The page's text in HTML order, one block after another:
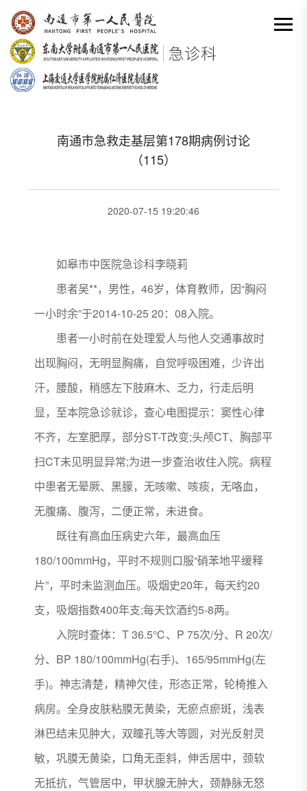
网站首页 - 基层 - 病例讨论 -
南通市急救走基层第178期病例讨论（115）
分类出来
南通市急救走基层第178期病例讨论
（115）
2020-07-15 19:20:46
如皋市中医院急诊科李晓莉
患者吴**，男性，46岁，体育教师，因“胸闷
一小时余”于2014-10-25 20：08入院。
患者一小时前在处理爱人与他人交通事故时
出现胸闷，无明显胸痛，自觉呼吸困难，少许出
汗，腰酸，稍感左下肢麻木、乏力，行走后明
显，至本院急诊就诊，查心电图提示：窦性心律
不齐，左室肥厚，部分ST-T改变;头颅CT、胸部平
扫CT未见明显异常;为进一步查治收住入院。病程
中患者无晕厥、黑朦，无咳嗽、咳痰，无咯血，
无腹痛、腹泻，二便正常，未进食。
既往有高血压病史六年，最高血压
180/100mmHg，平时不规则口服“硝苯地平缓释
片”，平时未监测血压。吸烟史20年，每天约20
支，吸烟指数400年支;每天饮酒约5-8两。
入院时查体：T 36.5℃、P 75次/分、R 20次/
分、BP 180/100mmHg(右手)、165/95mmHg(左
手)。神志清楚，精神欠佳，形态正常，轮椅推入
病房。全身皮肤粘膜无黄染，无瘀点瘀斑，浅表
淋巴结未见肿大，双瞳孔等大等圆，对光反射灵
敏，巩膜无黄染，口角无歪斜，伸舌居中，颈软
无抵抗，气管居中，甲状腺无肿大，颈静脉无怒